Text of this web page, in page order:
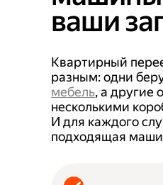
ваши
Квартирный
разным: одни
мебель, а другие
несколькими
И для каждого
подходящая